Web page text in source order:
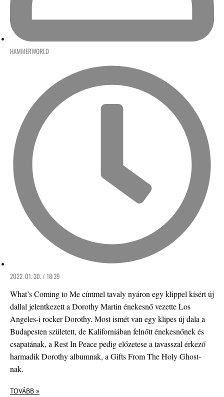
HAMMERWORLD
2022. 01. 30. / 18:39
What’s Coming to Me címmel tavaly nyáron egy klippel kísért új
dallal jelentkezett a Dorothy Martin énekesnő vezette Los
Angeles-i rocker Dorothy. Most ismét van egy klipes új dala a
Budapesten született, de Kaliforniában felnőtt énekesnőnek és
csapatának, a Rest In Peace pedig előzetese a tavasszal érkező
harmadik Dorothy albumnak, a Gifts From The Holy Ghost-
nak.
TOVÁBB »